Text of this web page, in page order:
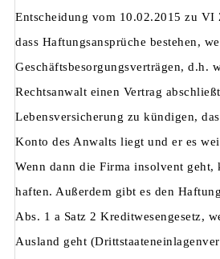
Entscheidung vom 10.02.2015 zu VI
dass Haftungsansprüche bestehen,
Geschäftsbesorgungsverträgen, d.h.
Rechtsanwalt einen Vertrag
Lebensversicherung zu kündigen,
Konto des Anwalts liegt und er es
Wenn dann die Firma insolvent geht,
haften. Außerdem gibt es den
Abs. 1 a Satz 2 Kreditwesengesetz,
Ausland geht